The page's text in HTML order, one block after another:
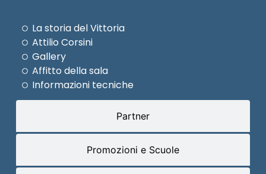
Partner
Promozioni e Scuole
La storia del Vittoria
Attilio Corsini
Gallery
Affitto della sala
Informazioni tecniche